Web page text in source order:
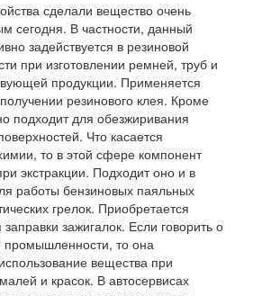
сделали вещество очень
сегодня. В частности, данный
задействуется в резиновой
при изготовлении ремней, труб и
продукции. Применяется
резинового клея. Кроме
подходит для обезжиривания
Что касается
то в этой сфере компонент
экстракции. Подходит оно и в
работы бензиновых паяльных
грелок. Приобретается
зажигалок. Если говорить о
промышленности, то она
вещества при
и красок. В автосервисах